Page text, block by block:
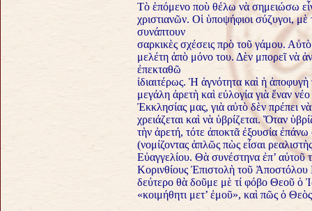
Τὸ ἑπόμενο ποὺ θέλω νὰ σημειώσω
χριστιανῶν. Οἱ ὑποψήφιοι σύζυγοι,
συνάπτουν
σαρκικὲς σχέσεις πρὸ τοῦ γάμου.
μελέτη ἀπὸ μόνο του. Δὲν μπορεῖ νὰ
ἐπεκταθῶ
ἰδιαιτέρως. Ἡ ἁγνότητα καὶ ἡ
μεγάλη ἀρετὴ καὶ εὐλογία γιὰ ἕναν
Ἐκκλησίας μας, γιὰ αὐτὸ δὲν πρέπει
χρειάζεται καὶ νὰ ὑβρίζεται. Ὅταν
τὴν ἀρετή, τότε ἀποκτᾶ ἐξουσία ἐπάνω
(νομίζοντας ἁπλῶς πὼς εἶσαι
Εὐαγγελίου. Θὰ συνέστηνα ἐπ’ αὐτοῦ
Κορινθίους Ἐπιστολὴ τοῦ
δεύτερο θὰ δοῦμε μὲ τί φόβο Θεοῦ ὁ
«κοιμήθητι μετ’ ἐμοῦ», καὶ πῶς ὁ